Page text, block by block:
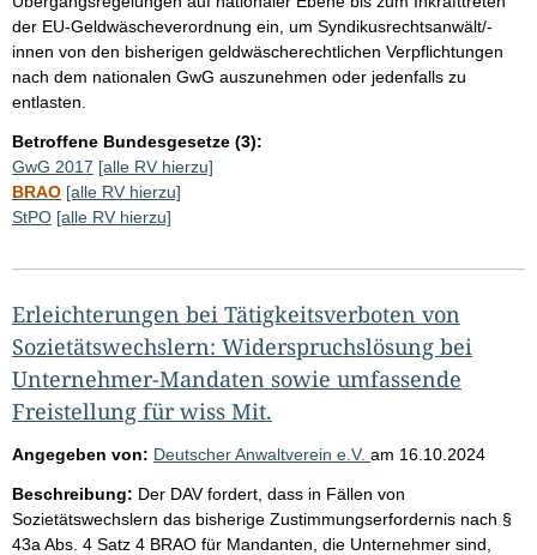
der EU-Geldwäscheverordnung ein, um Syndikusrechtsanwält/-
innen von den bisherigen geldwäscherechtlichen Verpflichtungen
nach dem nationalen GwG auszunehmen oder jedenfalls zu
entlasten.
Betroffene Bundesgesetze (3):
GwG 2017 [alle RV hierzu]
BRAO [alle RV hierzu]
StPO [alle RV hierzu]
Erleichterungen bei Tätigkeitsverboten von
Sozietätswechslern: Widerspruchslösung bei
Unternehmer-Mandaten sowie umfassende
Freistellung für wiss Mit.
Angegeben von: Deutscher Anwaltverein e.V. am 16.10.2024
Beschreibung: Der DAV fordert, dass in Fällen von
Sozietätswechslern das bisherige Zustimmungserfordernis nach §
43a Abs. 4 Satz 4 BRAO für Mandanten, die Unternehmer sind,